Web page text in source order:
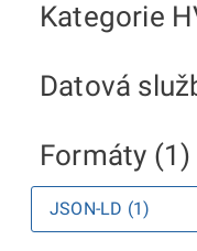
Kategorie
Datová
Formáty (1)
JSON-LD (1)